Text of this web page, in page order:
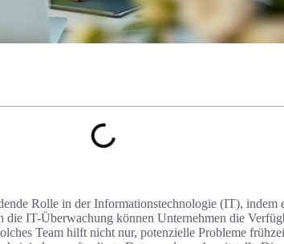
Rolle in der Informationstechnologie (IT), indem
die IT-Überwachung können Unternehmen die
Team hilft nicht nur, potenzielle Probleme